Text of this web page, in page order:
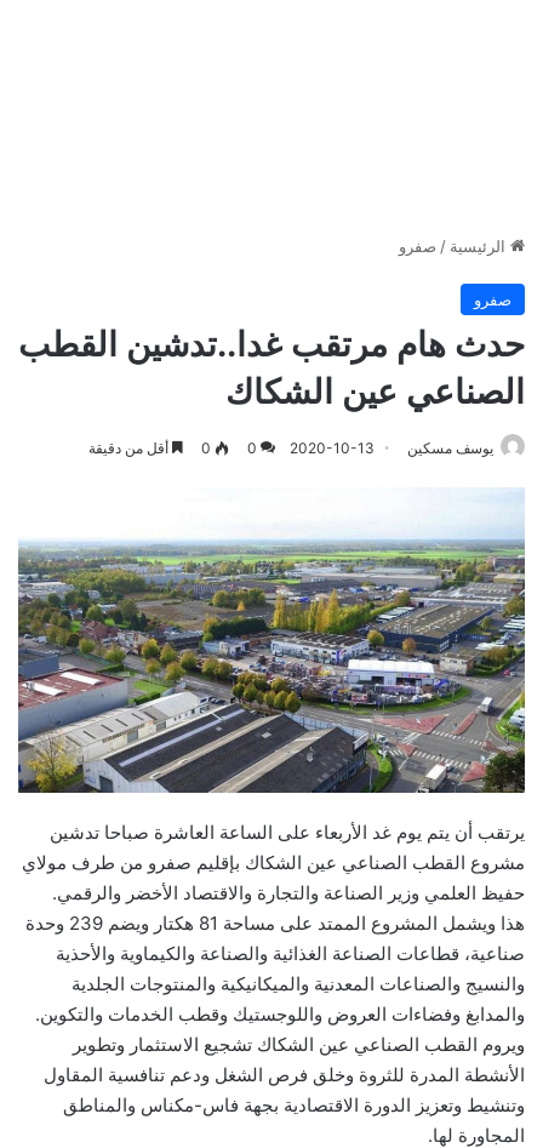
الرئيسية / صفرو
صفرو
حدث هام مرتقب غدا..تدشين القطب
الصناعي عين الشكاك
يوسف مسكين 2020-10-13
0
0 أقل من دقيقة
يرتقب أن يتم يوم غد الأربعاء على الساعة العاشرة صباحا تدشين
مشروع القطب الصناعي عين الشكاك بإقليم صفرو من طرف مولاي
حفيظ العلمي وزير الصناعة والتجارة والاقتصاد الأخضر والرقمي.
هذا ويشمل المشروع الممتد على مساحة 81 هكتار ويضم 239 وحدة
صناعية، قطاعات الصناعة الغذائية والصناعة والكيماوية والأحذية
والنسيج والصناعات المعدنية والميكانيكية والمنتوجات الجلدية
والمدابغ وفضاءات العروض واللوجستيك وقطب الخدمات والتكوين.
ويروم القطب الصناعي عين الشكاك تشجيع الاستثمار وتطوير
الأنشطة المدرة للثروة وخلق فرص الشغل ودعم تنافسية المقاول
وتنشيط وتعزيز الدورة الاقتصادية بجهة فاس-مكناس والمناطق
المجاورة لها.